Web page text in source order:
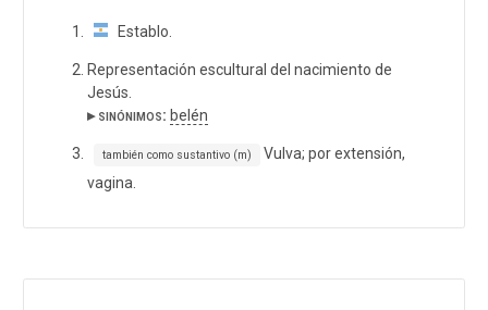
Establo.
Representación escultural del nacimiento de
Jesús.
▸ sinónimos: belén
también como sustantivo (m)
Vulva; por extensión,
vagina.